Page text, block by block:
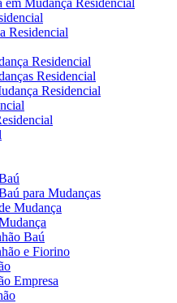
Residencial
Residencial
Residencial
Residencial
para Mudanças
Mudança
Baú
e Fiorino
Empresa